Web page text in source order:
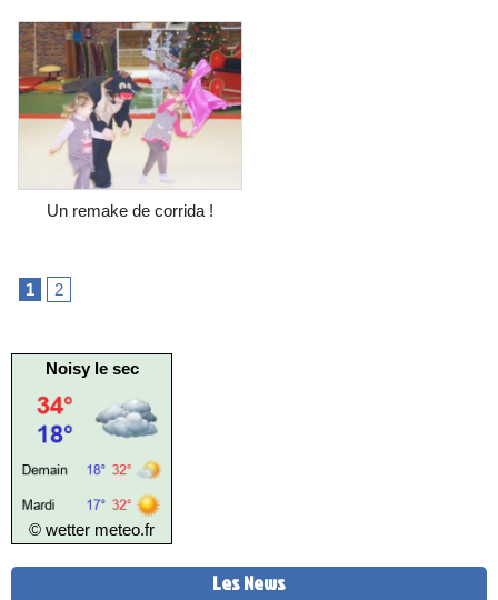
Un remake de corrida !
1 2
Noisy le sec
© wetter meteo.fr
Les News